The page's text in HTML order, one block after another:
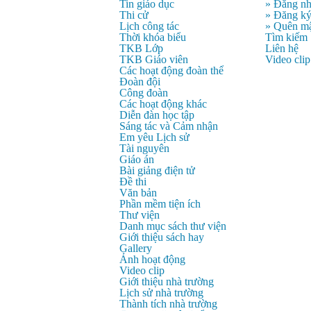
Tin giáo dục
Thi cử
Lịch công tác
Thời khóa biểu
TKB Lớp
TKB Giáo viên
Các hoạt động đoàn thể
Đoàn đội
Công đoàn
Các hoạt động khác
Diễn đàn học tập
Sáng tác và Cảm nhận
Em yêu Lịch sử
Tài nguyên
Giáo án
Bài giảng điện tử
Đề thi
Văn bản
Phần mềm tiện ích
Thư viện
Danh mục sách thư viện
Giới thiệu sách hay
Gallery
Ảnh hoạt động
Video clip
Giới thiệu nhà trường
Lịch sử nhà trường
Thành tích nhà trường
» Đăng
» Đăng ký
» Quên
Tìm kiếm
Liên hệ
Video clip